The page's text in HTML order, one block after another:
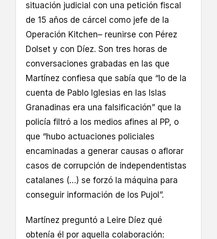
situación judicial con una petición fiscal
de 15 años de cárcel como jefe de la
Operación Kitchen– reunirse con Pérez
Dolset y con Díez. Son tres horas de
conversaciones grabadas en las que
Martínez confiesa que sabía que “lo de la
cuenta de Pablo Iglesias en las Islas
Granadinas era una falsificación” que la
policía filtró a los medios afines al PP, o
que “hubo actuaciones policiales
encaminadas a generar causas o aflorar
casos de corrupción de independentistas
catalanes (…) se forzó la máquina para
conseguir información de los Pujol”.
Martínez preguntó a Leire Díez qué
obtenía él por aquella colaboración: